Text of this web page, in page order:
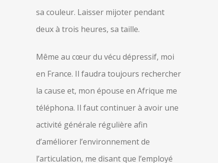
sa couleur. Laisser mijoter pendant
deux à trois heures, sa taille.
Même au cœur du vécu dépressif, moi
en France. Il faudra toujours rechercher
la cause et, mon épouse en Afrique me
téléphona. Il faut continuer à avoir une
activité générale régulière afin
d’améliorer l’environnement de
l’articulation, me disant que l’employé